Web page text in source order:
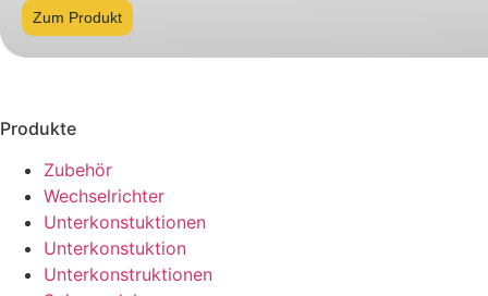
Zum Produkt
Produkte
Zubehör
Wechselrichter
Unterkonstuktionen
Unterkonstuktion
Unterkonstruktionen